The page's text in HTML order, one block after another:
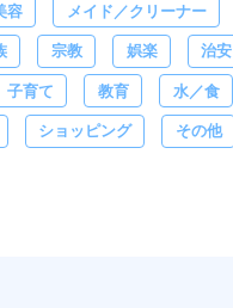
容 メイド／クリーナー
宗教 娯楽 治安
子育て 教育 水／食
ショッピング その他